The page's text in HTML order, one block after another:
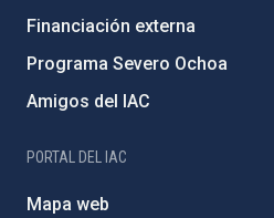
Financiación externa
Programa Severo Ochoa
Amigos del IAC
PORTAL DEL IAC
Mapa web